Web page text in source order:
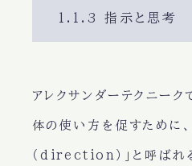
1.1.3 指示と思考
アレクサンダーテクニーク
体の使い方を促すために、
（direction）」と呼ばれ